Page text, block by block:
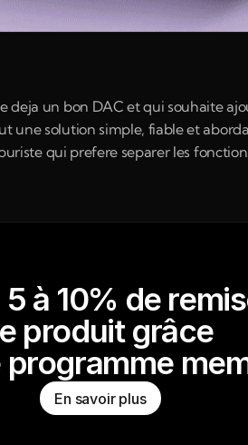
deja un bon DAC et qui souhaite
une solution simple, fiable et
qui prefere separer les
à 10% de
produit grâce
programme
En savoir plus